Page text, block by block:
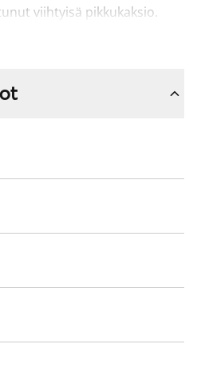
viihtyisä pikkukaksio.
johon mahtuvat
mutta sen
keskittyminen
ja kylpyhuone on
on kunnon jää-
sähköliesi ja
on paikka pesukoneelle.
jonka parveke avautuu